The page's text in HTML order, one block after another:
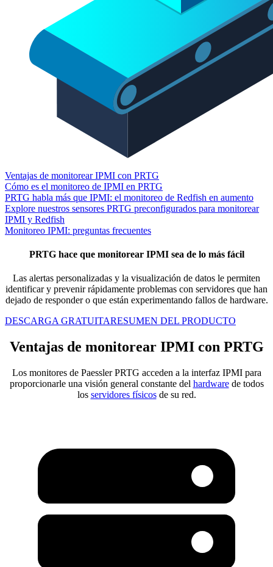
Ventajas de monitorear IPMI con PRTG
Cómo es el monitoreo de IPMI en PRTG
PRTG habla más que IPMI: el monitoreo de Redfish en aumento
Explore nuestros sensores PRTG preconfigurados para monitorear
IPMI y Redfish
Monitoreo IPMI: preguntas frecuentes
PRTG hace que monitorear IPMI sea de lo más fácil
Las alertas personalizadas y la visualización de datos le permiten
identificar y prevenir rápidamente problemas con servidores que han
dejado de responder o que están experimentando fallos de hardware.
DESCARGA GRATUITARESUMEN DEL PRODUCTO
Ventajas de monitorear IPMI con PRTG
Los monitores de Paessler PRTG acceden a la interfaz IPMI para
proporcionarle una visión general constante del hardwarede todos
los servidores físicosde su red.